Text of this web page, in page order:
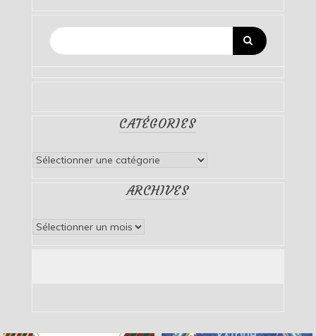
CATÉGORIES
Catégories
ARCHIVES
Archives